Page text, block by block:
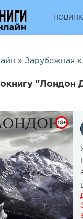
» Зарубежная